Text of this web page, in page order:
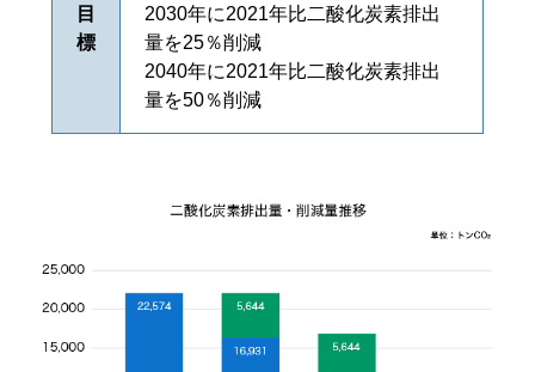
目
標
2030年に2021年比二酸化炭素排出
量を25％削減
2040年に2021年比二酸化炭素排出
量を50％削減